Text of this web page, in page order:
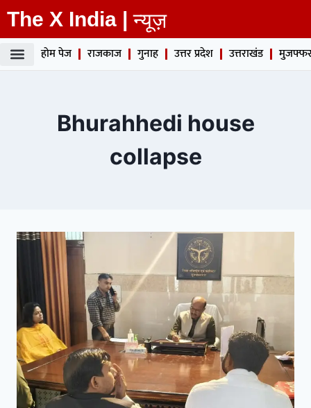
The X India | न्यूज़
होम पेज राजकाज गुनाह उत्तर प्रदेश उत्तराखंड
Bhurahhedi house
collapse